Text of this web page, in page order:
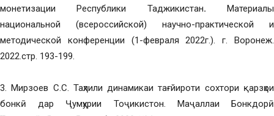
монетизации Республики Таджикистан.Материалы
национальной (всероссийской) научно-практической и
методической конференции (1-февраля 2022г.). г. Воронеж.
2022.стр. 193-199.
3. Мирзоев С.С. Таҳлили динамикаи тағйироти сохтори қарзҳои
бонкӣ дар Ҷумҳурии Тоҷикистон. Маҷаллаи Бонкдорӣ